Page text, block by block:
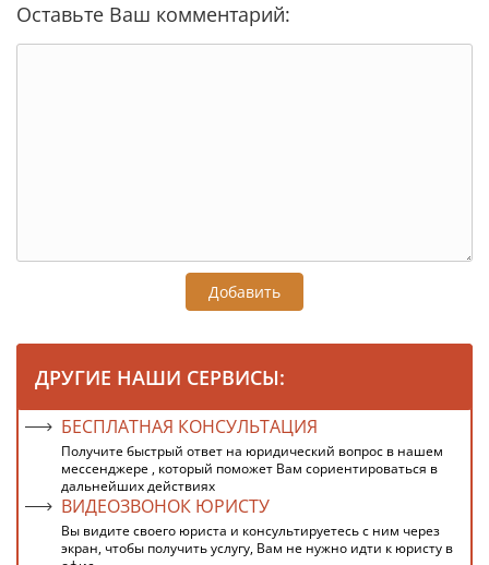
Оставьте Ваш комментарий:
Добавить
ДРУГИЕ НАШИ СЕРВИСЫ:
БЕСПЛАТНАЯ КОНСУЛЬТАЦИЯ
Получите быстрый ответ на юридический вопрос в нашем
мессенджере , который поможет Вам сориентироваться в
дальнейших действиях
ВИДЕОЗВОНОК ЮРИСТУ
Вы видите своего юриста и консультируетесь с ним через
экран, чтобы получить услугу, Вам не нужно идти к юристу в